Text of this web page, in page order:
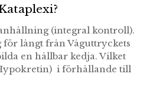
(integral kontroll).
för långt från Våguttryckets
en hållbar kedja. Vilket
i förhållande till